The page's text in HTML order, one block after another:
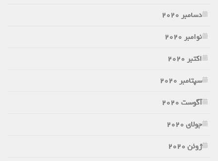
دسامبر 2020
نوامبر 2020
اکتبر 2020
سپتامبر 2020
آگوست 2020
جولای 2020
ژوئن 2020